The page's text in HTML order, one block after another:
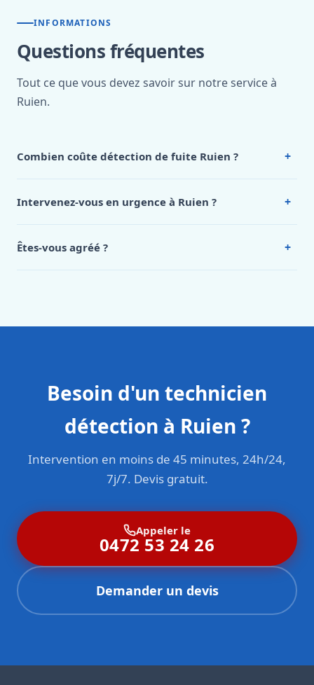
INFORMATIONS
Questions fréquentes
Tout ce que vous devez savoir sur notre service à
Ruien.
Combien coûte détection de fuite Ruien ? +
appelez le 0472 53 24 26.
Intervenez-vous en urgence à Ruien ? +
Êtes-vous agréé ? +
Besoin d'un technicien
détection à Ruien ?
Intervention en moins de 45 minutes, 24h/24,
7j/7. Devis gratuit.
Appeler le
0472 53 24 26
Demander un devis